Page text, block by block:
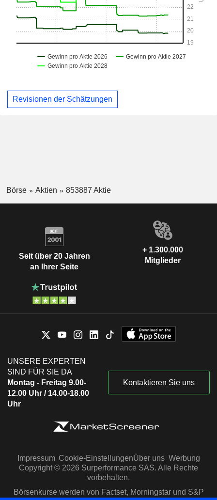
Revisionen der Schätzungen
Börse Aktien 853887 Aktie
Seit über 20 Jahren
an Ihrer Seite
+ 1.300.000
Mitglieder
UNSERE EXPERTEN
SIND FÜR SIE DA
Montag - Freitag 9.00-
12.00 Uhr / 14.00-18.00
Uhr
Kontaktieren Sie uns
Impressum Cookie-EinstellungenÜber uns Werbung
Copyright © 2026 Surperformance SAS. Alle Rechte
vorbehalten.
Börsenkurse werden von Factset, Morningstar und S&P